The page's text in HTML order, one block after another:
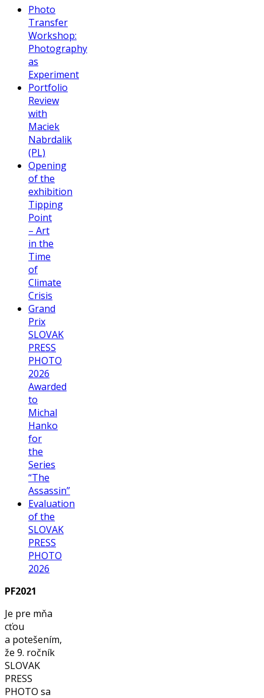
Photo
Transfer
Workshop:
Photography
as
Experiment
Portfolio
Review
with
Maciek
Nabrdalik
(PL)
Opening
of the
exhibition
Tipping
Point
– Art
in the
Time
of
Climate
Crisis
Grand
Prix
SLOVAK
PRESS
PHOTO
2026
Awarded
to
Michal
Hanko
for
the
Series
“The
Assassin”
Evaluation
of the
SLOVAK
PRESS
PHOTO
2026
PF2021
Je pre mňa
cťou
a potešením,
že 9. ročník
SLOVAK
PRESS
PHOTO sa